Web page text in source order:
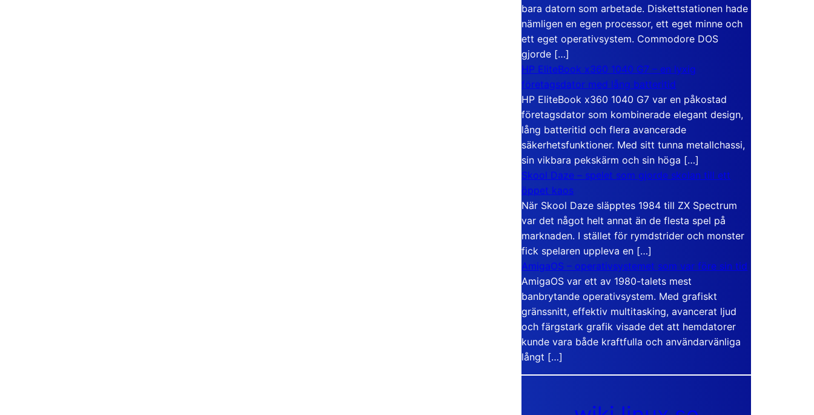
bara datorn som arbetade. Diskettstationen hade
nämligen en egen processor, ett eget minne och
ett eget operativsystem. Commodore DOS
gjorde […]
HP EliteBook x360 1040 G7 – en lyxig
företagsdator med lång batteritid
HP EliteBook x360 1040 G7 var en påkostad
företagsdator som kombinerade elegant design,
lång batteritid och flera avancerade
säkerhetsfunktioner. Med sitt tunna metallchassi,
sin vikbara pekskärm och sin höga […]
Skool Daze – spelet som gjorde skolan till ett
öppet kaos
När Skool Daze släpptes 1984 till ZX Spectrum
var det något helt annat än de flesta spel på
marknaden. I stället för rymdstrider och monster
fick spelaren uppleva en […]
AmigaOS – operativsystemet som var före sin tid
AmigaOS var ett av 1980-talets mest
banbrytande operativsystem. Med grafiskt
gränssnitt, effektiv multitasking, avancerat ljud
och färgstark grafik visade det att hemdatorer
kunde vara både kraftfulla och användarvänliga
långt […]